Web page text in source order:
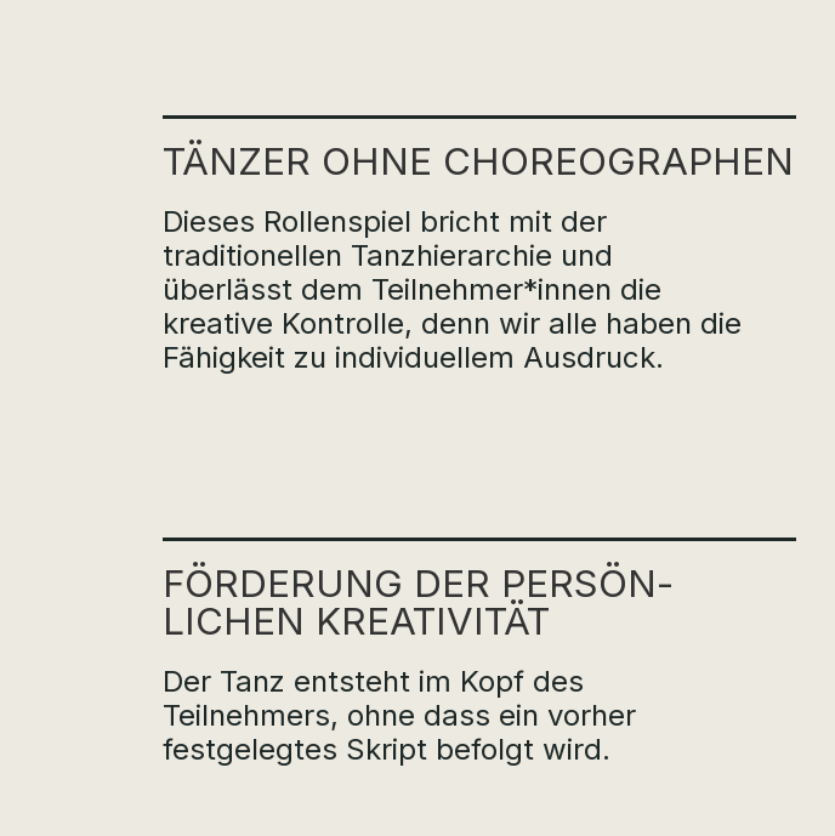
TÄNZER OHNE CHOREO­GRA­PHEN
Dieses Rollenspiel bricht mit der
traditionellen Tanzhierarchie und
überlässt dem Teilnehmer*innen die
kreative Kontrolle, denn wir alle haben die
Fähigkeit zu individuellem Ausdruck.
FÖRDERUNG DER PERSÖN­­
LICHEN KREATIVITÄT
Der Tanz entsteht im Kopf des
Teilnehmers, ohne dass ein vorher
festgelegtes Skript befolgt wird.